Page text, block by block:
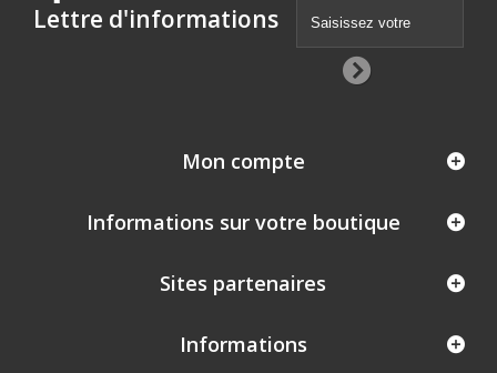
Lettre d'informations
Mon compte
Informations sur votre boutique
Sites partenaires
Informations